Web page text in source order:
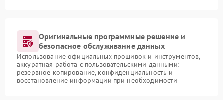
Оригинальные программные решение и
безопасное обслуживание данных
Использование официальных прошивок и инструментов,
аккуратная работа с пользовательскими данными:
резервное копирование, конфиденциальность и
восстановление информации при необходимости